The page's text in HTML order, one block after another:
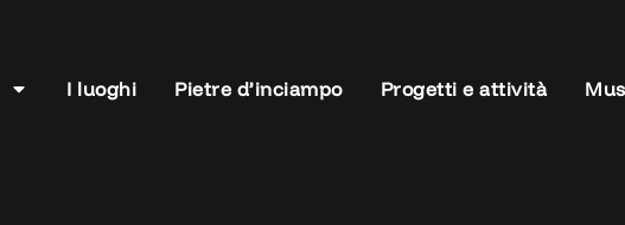
I luoghi Pietre d’inciampo Progetti e attività